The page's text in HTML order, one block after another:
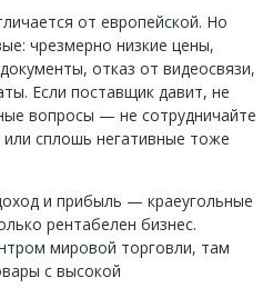
от европейской. Но
чрезмерно низкие цены,
отказ от видеосвязи,
Если поставщик давит, не
вопросы — не сотрудничайте
сплошь негативные тоже
и прибыль — краеугольные
рентабелен бизнес.
мировой торговли, там
с высокой